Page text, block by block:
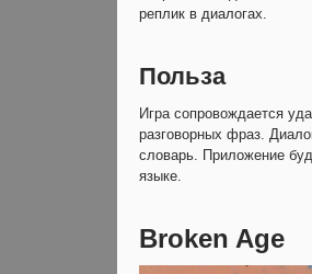
реплик в диалогах.
Польза
Игра сопровождается
разговорных фраз.
словарь. Приложение
языке.
Broken Age